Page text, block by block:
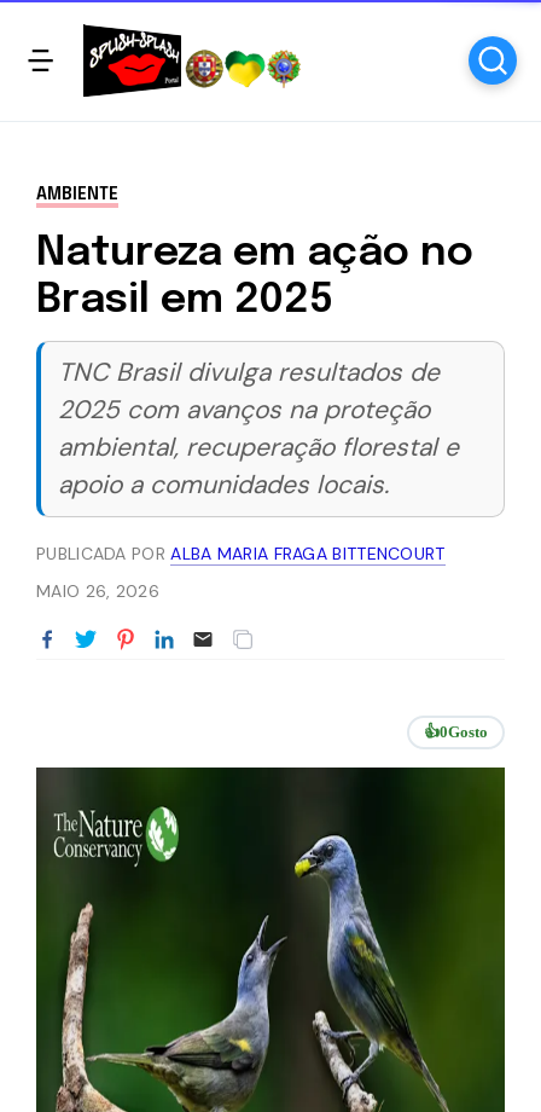
AMBIENTE
Natureza em ação no
Brasil em 2025
TNC Brasil divulga resultados de
2025 com avanços na proteção
ambiental, recuperação florestal e
apoio a comunidades locais.
PUBLICADA PORALBA MARIA FRAGA BITTENCOURT
MAIO 26, 2026
👍0Gosto